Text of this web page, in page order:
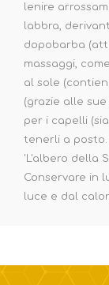
lenire
labbra,
dopobarba
massaggi,
al sole
(grazie alle
per i capelli
tenerli a posto.
'L'albero della
Conservare in
luce e dal